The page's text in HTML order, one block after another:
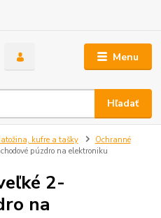
Menu
Hľadať
kufre a tašky
Ochranné
púzdro na elektroniku
2-
na